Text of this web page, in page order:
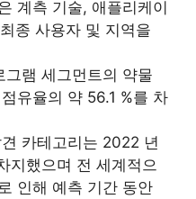
계측 기술, 애플리케이
종 사용자 및 지역을
램 세그먼트의 약물
유율의 약 56.1 %를 차
카테고리는 2022 년
지했으며 전 세계적으
인해 예측 기간 동안